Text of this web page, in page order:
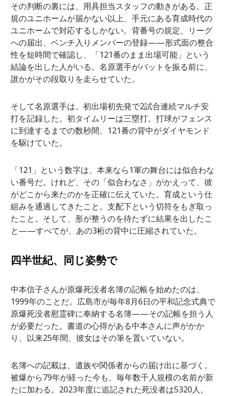
その判断の裏には、用具担当スタッフの動きがある。正
規のユニホームが届かない以上、手元にある育成時代の
ユニホームで対応するしかない。背番号の規定、リーグ
への届出、ベンチ入りメンバーの登録——形式面の整合
性を短時間で確認し、「121番のまま出場可能」という
結論を出した人がいる。名原選手がバットを振る前に、
誰かがその段取りを走らせていた。
そして名原選手は、初出場初先発で2試合連続マルチ安
打を記録した。初タイムリーは三塁打。打球がフェンス
に到達するまでの数秒間、121番の背中がダイヤモンド
を駆けていた。
「121」という数字は、本来なら1軍の舞台には似合わな
い番号だ。けれど、その「似合わなさ」がかえって、彼
がどこから来たのかを正確に伝えていた。育成という仕
組みを通過してきたこと。支配下という切符をもぎ取っ
たこと。そして、形が整うのを待たずに結果を出したこ
と——すべてが、あの3桁の背中に圧縮されていた。
四半世紀、同じ姿勢で
中本信子さんが原爆死没者名簿の記帳を始めたのは、
1999年のことだ。広島市が毎年8月6日の平和記念式典で
原爆死没者慰霊碑に奉納する名簿——その記帳を担う人
が必要だった。書道の心得がある中本さんに声がかか
り、以来25年間、彼女はその筆を置いていない。
名簿への記載は、遺族や関係者からの届け出に基づく。
被爆から79年が経った今も、毎年数千人規模の名前が新
たに加わる。2023年度に追記された死没者は5320人。